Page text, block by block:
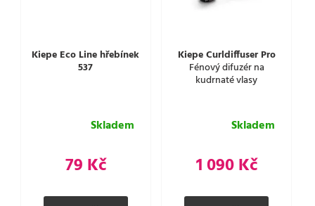
Kiepe Eco Line hřebínek
537
Skladem
79 Kč
Kiepe Curldiffuser Pro
Fénový difuzér na
kudrnaté vlasy
Skladem
1 090 Kč